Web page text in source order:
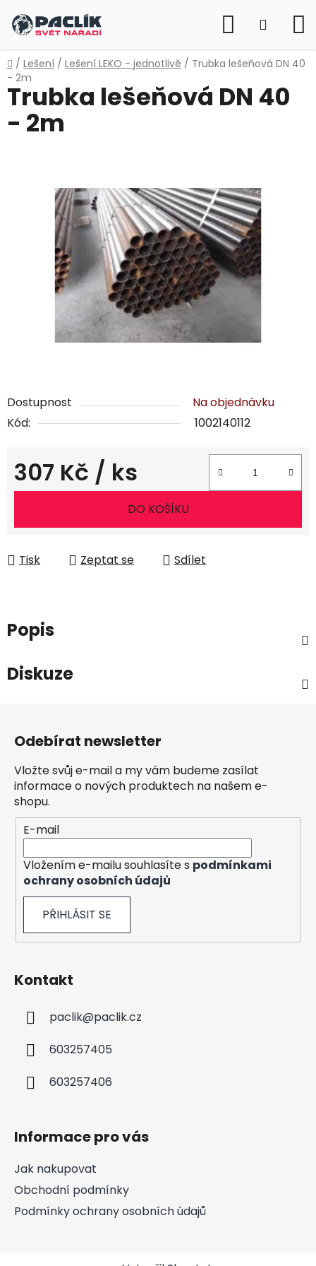
na
obsah
Hledat
KOŠÍK
Domů
/ Lešení / Lešení LEKO - jednotlivě / Trubka lešeňová DN 40
- 2m
Dostupnost
Na objednávku
Kód:
1002140112
307 Kč / ks
Měrná cena:
DO KOŠÍKU
Tisk Zeptat se Sdílet
Trubka lešeňová DN 40
- 2m
Popis
Diskuze
Odebírat newsletter
Vložte svůj e-mail a my vám budeme zasílat
informace o nových produktech na našem e-
shopu.
E-mail
Vložením e-mailu souhlasíte s podmínkami
ochrany osobních údajů
PŘIHLÁSIT SE
Kontakt
paclik@paclik.cz
603257405
603257406
Informace pro vás
Jak nakupovat
Obchodní podmínky
Podmínky ochrany osobních údajů